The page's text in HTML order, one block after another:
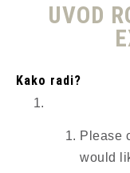
UVOD
Kako radi?
Please
would